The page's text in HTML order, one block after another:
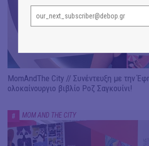
MomAndThe City // Συνέντευξη με την
ολοκαίνουργιο βιβλίο Ροζ Σαγκουίνι!
# MOM AND THE CITY